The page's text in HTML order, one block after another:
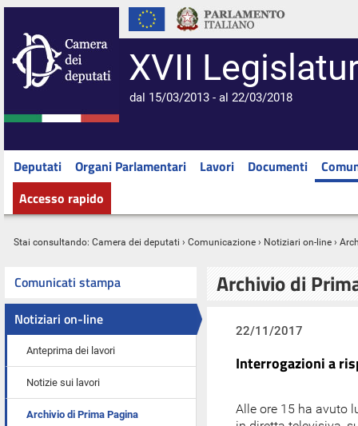
XVII
dal 15/03/2013 - al 22/03/2018
Deputati Organi Parlamentari Lavori Documenti
Accesso rapido
Stai consultando: Camera dei deputati › Comunicazione › Notiziari on-line ›
Comunicati stampa
Notiziari on-line
Anteprima dei lavori
Notizie sui lavori
Archivio di Prima Pagina
Archivio di
22/11/2017
Interrogazioni a
Alle ore 15 ha avuto